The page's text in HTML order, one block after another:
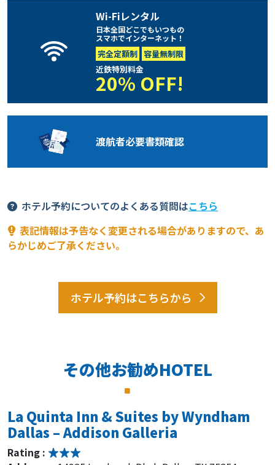
Wi-Fiレンタル
日本全国どこでもいつもの
スマホでインターネット！
完全定額制 容量無制限
近鉄特別料金
20% OFF!
渡航者必要書類確認
ホテル予約についてのよくある質問はこちら
表記情報は予告なく変更される場合がありますので、あ
らかじめご了承ください。
ホテル予約はこちらから
その他お勧めHOTEL
La Quinta Inn & Suites by Wyndham
Dallas – Addison Galleria
Rating :